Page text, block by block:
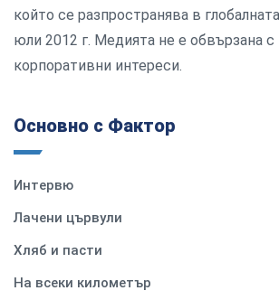
който се разпространява в
юли 2012 г. Медията не е обвързана с
корпоративни интереси.
Основно с Фактор
Интервю
Лачени цървули
Хляб и пасти
На всеки километър